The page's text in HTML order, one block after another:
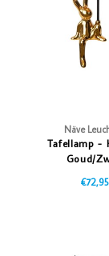
Näve
Tafellamp -
Goud/
€72,95